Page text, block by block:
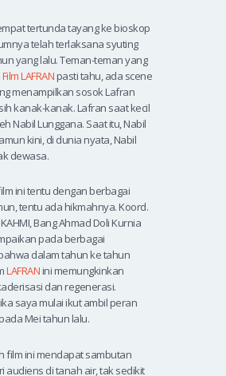
tertunda tayang ke bioskop
telah terlaksana syuting
yang lalu. Teman-teman yang
Film LAFRANpasti tahu, ada scene
menampilkan sosok Lafran
kanak-kanak. Lafran saat kecil
Nabil Lunggana. Saat itu, Nabil
kini, di dunia nyata, Nabil
dewasa.
ini tentu dengan berbagai
tentu ada hikmahnya. Koord.
Bang Ahmad Doli Kurnia
pada berbagai
dalam tahun ke tahun
LAFRANini memungkinkan
dan regenerasi.
saya mulai ikut ambil peran
Mei tahun lalu.
film ini mendapat sambutan
audiens di tanah air, tak sedikit